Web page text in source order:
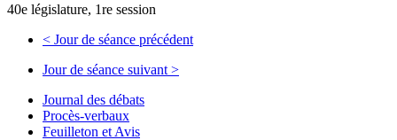
40e législature, 1re session
< Jour de séance précédent
Jour de séance suivant >
Journal des débats
Procès-verbaux
Feuilleton et Avis